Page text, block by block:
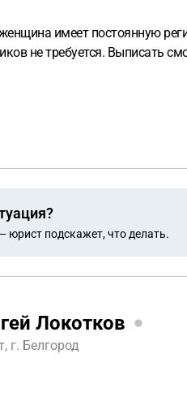
имеет постоянную
не требуется. Выписать
юрист подскажет, что делать.
Локотков
г. Белгород